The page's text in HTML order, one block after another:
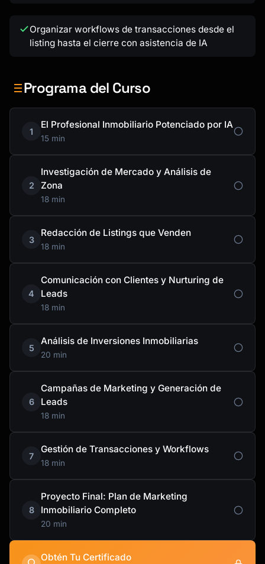
Organizar workflows de transacciones desde el
listing hasta el cierre con asistencia de IA
Programa del Curso
1
El Profesional Inmobiliario Potenciado por IA
15 min
2
Investigación de Mercado y Análisis de
Zona
18 min
3
Redacción de Listings que Venden
18 min
4
Comunicación con Clientes y Nurturing de
Leads
18 min
5
Análisis de Inversiones Inmobiliarias
20 min
6
Campañas de Marketing y Generación de
Leads
18 min
7
Gestión de Transacciones y Workflows
18 min
8
Proyecto Final: Plan de Marketing
Inmobiliario Completo
20 min
Obtén Tu Certificado